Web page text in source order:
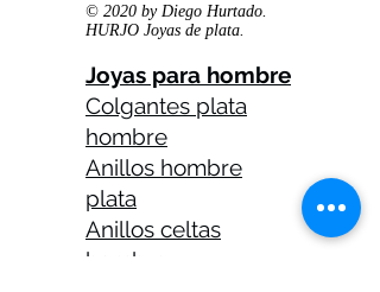
© 2020 by Diego Hurtado.
HURJO Joyas de plata.
Joyas para hombre
Colgantes plata
hombre
Anillos hombre
plata
Anillos celtas
hombre